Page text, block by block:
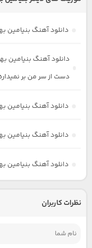
دانلود آهنگ بنیامین
دانلود آهنگ بنیامین
دست از سر من بر
دانلود آهنگ بنیامین
دانلود آهنگ بنیامین
دانلود آهنگ بنیامین
نظرات کاربران